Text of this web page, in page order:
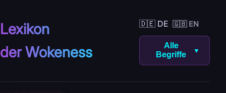
Lexikon
der Wokeness
🇩🇪 DE 🇬🇧 EN
Alle
Begriffe
▼